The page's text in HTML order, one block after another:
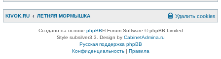
KIVOK.RU ЛЕТНЯЯ МОРМЫШКА Удалить cookies
Создано на основе phpBB® Forum Software © phpBB Limited
Style subsilver3.3. Design by CabinetAdmina.ru
Русская поддержка phpBB
Конфиденциальность| Правила